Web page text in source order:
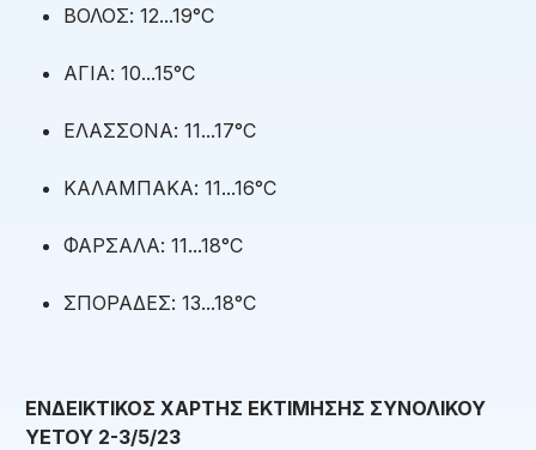
ΒΟΛΟΣ: 12...19°C
ΑΓΙΑ: 10...15°C
ΕΛΑΣΣΟΝΑ: 11...17°C
ΚΑΛΑΜΠΑΚΑ: 11...16°C
ΦΑΡΣΑΛΑ: 11...18°C
ΣΠΟΡΑΔΕΣ: 13...18°C
ΕΝΔΕΙΚΤΙΚΟΣ ΧΑΡΤΗΣ ΕΚΤΙΜΗΣΗΣ ΣΥΝΟΛΙΚΟΥ
ΥΕΤΟΥ 2-3/5/23